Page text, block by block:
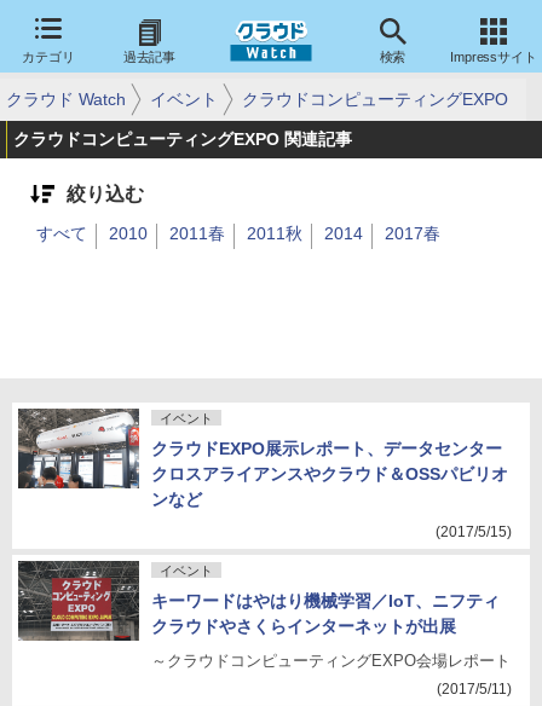
カテゴリ 過去記事 検索 Impressサイト
クラウド Watch イベント クラウドコンピューティングEXPO
クラウドコンピューティングEXPO 関連記事
絞り込む
すべて 2010 2011春 2011秋 2014 2017春
イベント
クラウドEXPO展示レポート、データセンター
クロスアライアンスやクラウド＆OSSパビリオ
ンなど
(2017/5/15)
イベント
キーワードはやはり機械学習／IoT、ニフティ
クラウドやさくらインターネットが出展
～クラウドコンピューティングEXPO会場レポート
(2017/5/11)